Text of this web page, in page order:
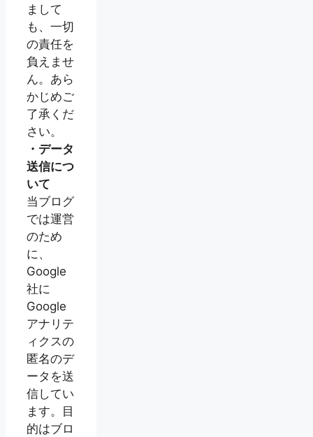
まして
も、一切
の責任を
負えませ
ん。あら
かじめご
了承くだ
さい。
・データ
送信につ
いて
当ブログ
では運営
のため
に、
Google
社に
Google
アナリテ
ィクスの
匿名のデ
ータを送
信してい
ます。目
的はブロ